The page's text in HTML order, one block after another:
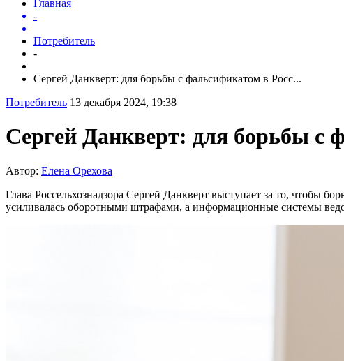
Главная
-
Потребитель
-
Сергей Данкверт: для борьбы с фальсификатом в Росс...
Потребитель 13 декабря 2024, 19:38
Сергей Данкверт: для борьбы с
Автор: Елена Орехова
Глава Россельхознадзора Сергей Данкверт выступает за то, чтобы
усиливалась оборотными штрафами, а информационные системы